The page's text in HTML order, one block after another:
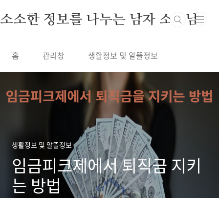
소소한 정보를 나누는 남자 소정남
홈 관리창 생활정보 및 알뜰정보
생활정보 및 알뜰정보
임금피크제에서 퇴직금 지키
는 방법